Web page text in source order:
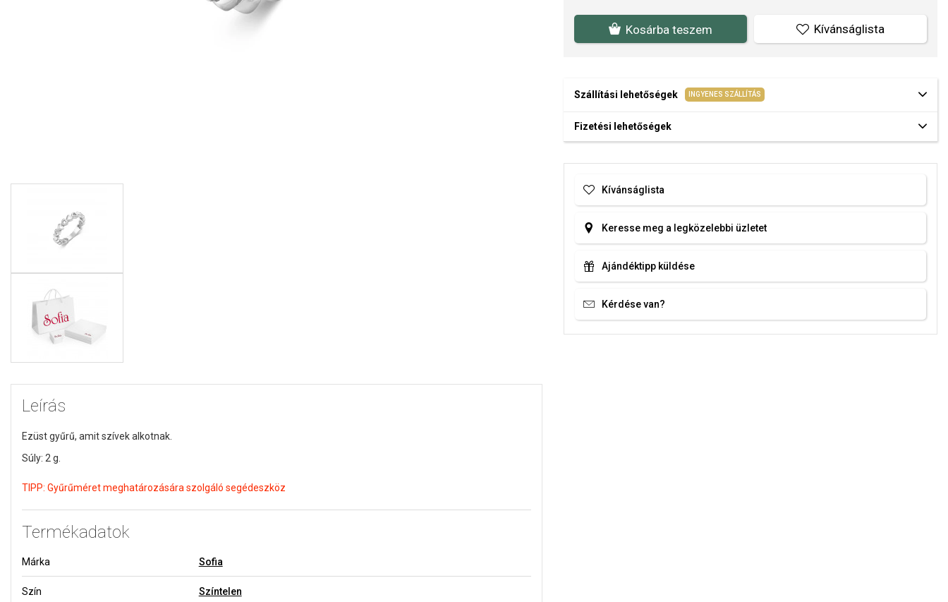
Leírás
Ezüst gyűrű, amit szívek alkotnak.
Súly: 2 g.
TIPP: Gyűrűméret meghatározására szolgáló segédeszköz
Termékadatok
Márka Sofia
Szín Színtelen
Kosárba teszem Kívánságlista
Szállítási lehetőségek INGYENES SZÁLLÍTÁS
Fizetési lehetőségek
Kívánságlista
Keresse meg a legközelebbi üzletet
Ajándéktipp küldése
Kérdése van?